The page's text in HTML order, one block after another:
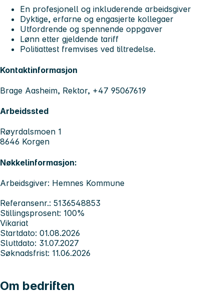
En profesjonell og inkluderende arbeidsgiver
Dyktige, erfarne og engasjerte kollegaer
Utfordrende og spennende oppgaver
Lønn etter gjeldende tariff
Politiattest fremvises ved tiltredelse.
Kontaktinformasjon
Brage Aasheim, Rektor, +47 95067619
Arbeidssted
Røyrdalsmoen 1
8646 Korgen
Nøkkelinformasjon:
Arbeidsgiver: Hemnes Kommune
Referansenr.: 5136548853
Stillingsprosent: 100%
Vikariat
Startdato: 01.08.2026
Sluttdato: 31.07.2027
Søknadsfrist: 11.06.2026
Om bedriften